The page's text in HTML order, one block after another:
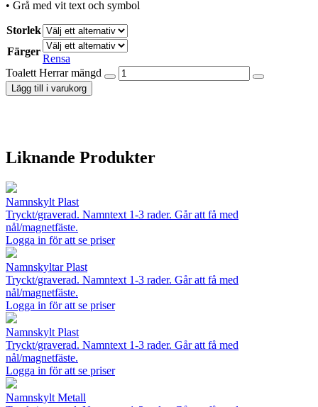
• Grå med vit text och symbol
Storlek
Färger
Rensa
Toalett Herrar mängd
Lägg till i varukorg
Liknande Produkter
Namnskylt Plast
Tryckt/graverad. Namntext 1-3 rader. Går att få med
nål/magnetfäste.
Logga in för att se priser
Namnskyltar Plast
Tryckt/graverad. Namntext 1-3 rader. Går att få med
nål/magnetfäste.
Logga in för att se priser
Namnskylt Plast
Tryckt/graverad. Namntext 1-3 rader. Går att få med
nål/magnetfäste.
Logga in för att se priser
Namnskylt Metall